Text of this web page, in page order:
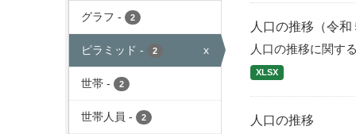
グラフ - 2
ピラミッド - 2 x
世帯 - 2
世帯人員 - 2
人口の推移（令和
人口の推移に関す
XLSX
人口の推移